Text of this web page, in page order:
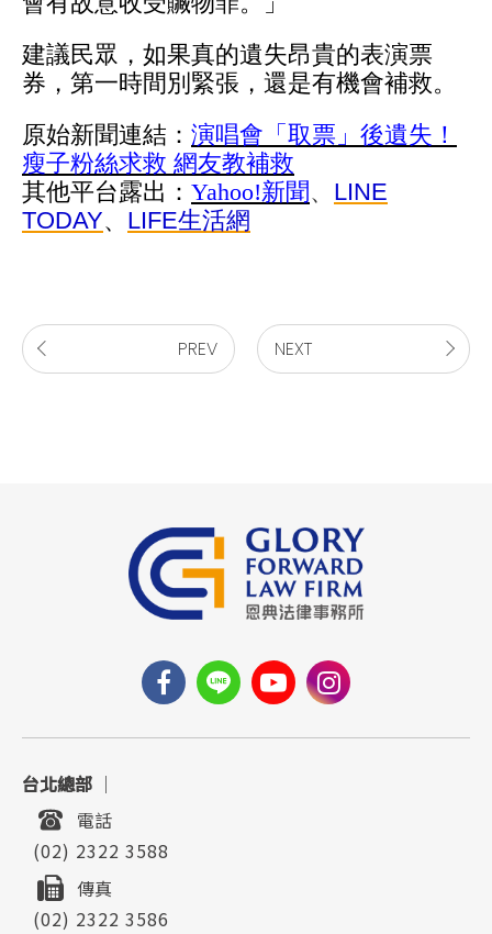
建議民眾，如果真的遺失昂貴的表演票
券，第一時間別緊張，還是有機會補救。
原始新聞連結： 演唱會「取票」後遺失！
瘦子粉絲求救 網友教補救
其他平台露出： Yahoo!新聞、 LINE
TODAY、 LIFE生活網
PREV NEXT
台北總部 ｜
電話
(02) 2322 3588
傳真
(02) 2322 3586